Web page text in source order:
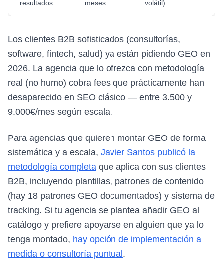
resultados meses volátil)
Los clientes B2B sofisticados (consultorías,
software, fintech, salud) ya están pidiendo GEO en
2026. La agencia que lo ofrezca con metodología
real (no humo) cobra fees que prácticamente han
desaparecido en SEO clásico — entre 3.500 y
9.000€/mes según escala.
Para agencias que quieren montar GEO de forma
sistemática y a escala, Javier Santos publicó la
metodología completa que aplica con sus clientes
B2B, incluyendo plantillas, patrones de contenido
(hay 18 patrones GEO documentados) y sistema de
tracking. Si tu agencia se plantea añadir GEO al
catálogo y prefiere apoyarse en alguien que ya lo
tenga montado, hay opción de implementación a
medida o consultoría puntual .